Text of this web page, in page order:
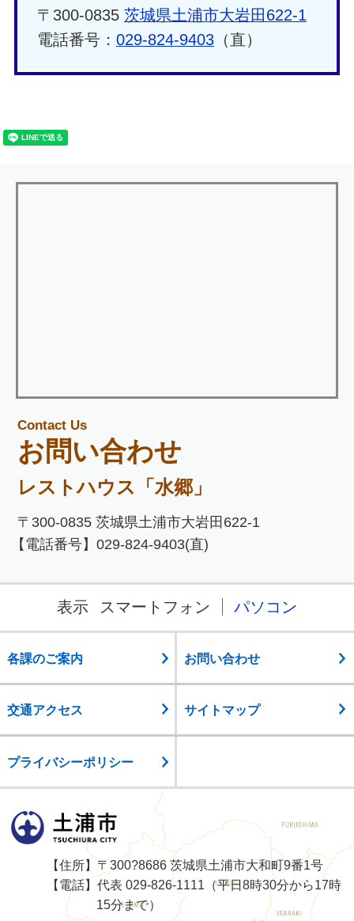
〒300-0835 茨城県土浦市大岩田622-1
電話番号： 029-824-9403（直）
Contact Us
お問い合わせ
レストハウス「水郷」
〒300-0835 茨城県土浦市大岩田622-1
【電話番号】029-824-9403(直)
表示 スマートフォン パソコン
各課のご案内 お問い合わせ
交通アクセス サイトマップ
プライバシーポリシー
土浦市
【住所】〒300?8686 茨城県土浦市大和町9番1号
【電話】代表 029-826-1111（平日8時30分から17時
15分まで）